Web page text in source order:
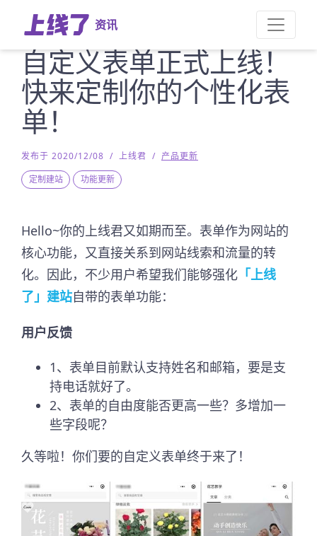
资讯
自定义表单正式上线！
快来定制你的个性化表
单！
发布于 2020/12/08 / 上线君 / 产品更新
定制建站
功能更新
Hello~你的上线君又如期而至。表单作为网站的
核心功能，又直接关系到网站线索和流量的转
化。因此，不少用户希望我们能够强化 「上线
了」建站自带的表单功能：
用户反馈
1、表单目前默认支持姓名和邮箱，要是支
持电话就好了。
2、表单的自由度能否更高一些？多增加一
些字段呢？
久等啦！你们要的自定义表单终于来了！